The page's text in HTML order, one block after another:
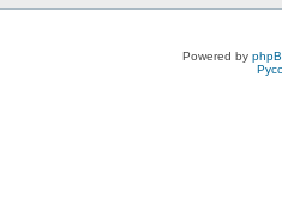
Powered by